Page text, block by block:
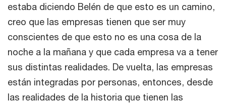
estaba diciendo Belén de que esto es un camino,
creo que las empresas tienen que ser muy
conscientes de que esto no es una cosa de la
noche a la mañana y que cada empresa va a tener
sus distintas realidades. De vuelta, las empresas
están integradas por personas, entonces, desde
las realidades de la historia que tienen las